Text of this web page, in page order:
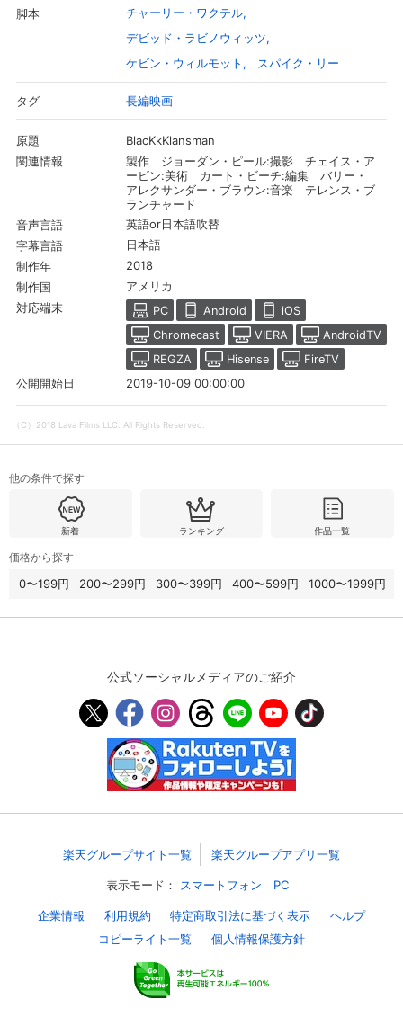
基本情報、本人連絡先、パスワード 、クレ
４ヵ月分の購入明細の確認が可能です。
現在獲得済みのお得なクーポンを確認でき
ます。
レンタル、購入、定額見放題の購入履歴の
と便利です。
お気に入り
お気に入りに登録した作品を確認できま
す。お気に入りに追加した作品の削除も可
閲覧履歴
サイト内の閲覧履歴を確認できます。履歴
の削除も可能です。
サイト内で表示される作品の表示制限が可
能です。5段階の年齢区分から選択できま
脚本
チャーリー・ワクテル
デビッド・ラビノウィッツ
ケビン・ウィルモット
スパイク・リー
タグ 長編映画
原題 BlacKkKlansman
関連情報
製作 ジョーダン・ピール:撮影 チェイス・ア
ービン:美術 カート・ビーチ:編集 バリー・
アレクサンダー・ブラウン:音楽 テレンス・ブ
ランチャード
音声言語 英語or日本語吹替
字幕言語 日本語
制作年 2018
制作国 アメリカ
対応端末 PC Android
iOS
Chromecast
VIERA
AndroidTV
REGZA
Hisense
FireTV
公開開始日
2019-10-09 00:00:00
（C）2018 Lava Films LLC. All Rights Reserved.
他の条件で探す
新着 ランキング 作品一覧
価格から探す
0〜199円 200〜299円 300〜399円 400〜599円 1000〜1999円
公式ソーシャルメディアのご紹介
楽天グループサイト一覧 楽天グループアプリ一覧
表示モード： スマートフォン PC
企業情報 利用規約 特定商取引法に基づく表示
ヘルプ
コピーライト一覧
個人情報保護方針